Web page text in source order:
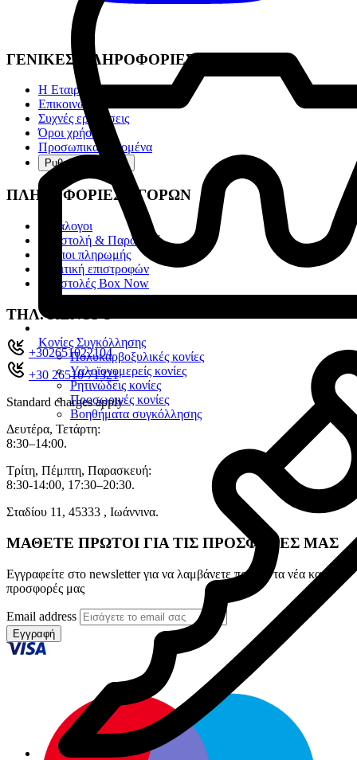
Κονίες Συγκόλλησης
Πολυκαρβοξυλικές κονίες
Υαλοϊονομερείς κονίες
Ρητινώδεις κονίες
Προσωρινές κονίες
Βοηθήματα συγκόλλησης
ΓΕΝΙΚΕΣ ΠΛΗΡΟΦΟΡΙΕΣ
Η Εταιρία
Επικοινωνία
Συχνές ερωτήσεις
Όροι χρήσης
Προσωπικά Δεδομένα
Ρυθμίσεις cookies
ΠΛΗΡΟΦΟΡΙΕΣ ΑΓΟΡΩΝ
Κατάλογοι
Αποστολή & Παραλαβή
Τρόποι πληρωμής
Πολιτική επιστροφών
Αποστολές Box Now
ΤΗΛ. ΚΕΝΤΡΟ
+302651022104
+30 26510 71321
Standard charges apply
Δευτέρα, Τετάρτη:
8:30–14:00.
Τρίτη, Πέμπτη, Παρασκευή:
8:30-14:00, 17:30–20:30.
Σταδίου 11, 45333 , Ιωάννινα.
ΜΑΘΕΤΕ ΠΡΩΤΟΙ ΓΙΑ ΤΙΣ ΠΡΟΣΦΟΡΕΣ ΜΑΣ
Εγγραφείτε στο newsletter για να λαμβάνετε πρώτοι τα νέα και τις
προσφορές μας
Email address
Εγγραφή